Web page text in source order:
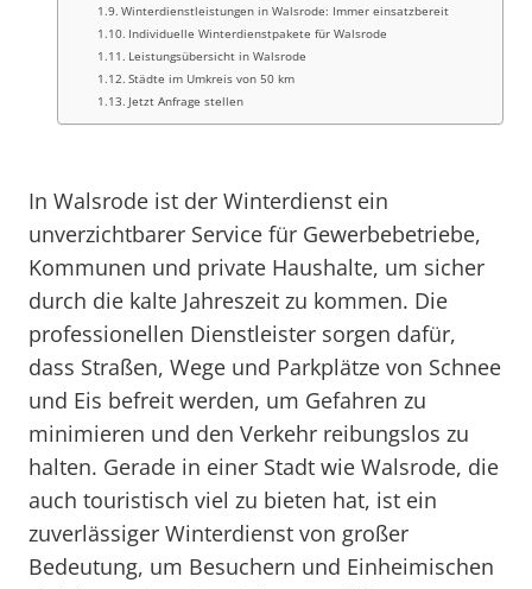
Winterdienstleistungen in Walsrode: Immer einsatzbereit
Individuelle Winterdienstpakete für Walsrode
Leistungsübersicht in Walsrode
Städte im Umkreis von 50 km
Jetzt Anfrage stellen
In Walsrode ist der Winterdienst ein
unverzichtbarer Service für Gewerbebetriebe,
Kommunen und private Haushalte, um sicher
durch die kalte Jahreszeit zu kommen. Die
professionellen Dienstleister sorgen dafür,
dass Straßen, Wege und Parkplätze von Schnee
und Eis befreit werden, um Gefahren zu
minimieren und den Verkehr reibungslos zu
halten. Gerade in einer Stadt wie Walsrode, die
auch touristisch viel zu bieten hat, ist ein
zuverlässiger Winterdienst von großer
Bedeutung, um Besuchern und Einheimischen